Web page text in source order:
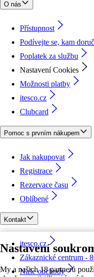
Nastavení
My a našich 18 partnerů
O nás
Přístupnost
Podívejte se, kam
Poplatek za službu
Nastavení Cookies
Možnosti platby
itesco.cz
Clubcard
Pomoc s prvním nákupem
Jak nakupovat
Registrace
Rezervace času
Oblíbené
Kontakt
itesco.cz
Zákaznické centrum -
Naše obchody